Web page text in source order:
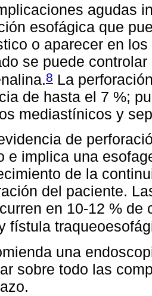
agudas
esofágica que
o aparecer en
se puede
8 La
de hasta el 7 %;
mediastínicos y
de
e implica una
de la
del paciente.
en 10-12 %
fístula
una
sobre todo las